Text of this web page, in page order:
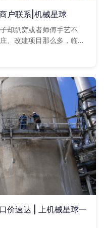
户联系|机械星球
却趴窝或者师傅手艺不
、改建项目那么多，临时
八个还没着落。其实现在
价速达 | 上机械星球一